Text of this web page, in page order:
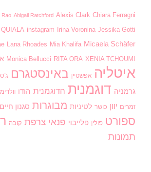
Rao Abigail Ratchford Alexis Clark Chiara Ferragni
QUIALA instagram Irina Voronina Jessika Gotti
Lana Rhoades Mia Khalifa Micaela Schäfer
Monica Bellucci RITA ORA XENIA TCHOUMI
איטליה אפשטיין באינסטגרם
גרמניה דוגמנית הדוגמנית הודו
זמרים יוון כושר לטיניות מבוגרות סגנון חיים
ספורט פולין פלייבוי פנאי צרפת קובה
תמונות